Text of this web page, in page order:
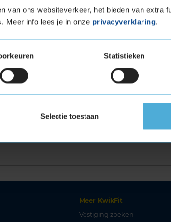
van ons websiteverkeer, het bieden van extra
Meer info lees je in onze privacyverklaring.
Statistieken
Selectie toestaan
eenvoudig online en plan ook gelijk
All season ZOEK
Meer KwikFit
Vestiging zoeken